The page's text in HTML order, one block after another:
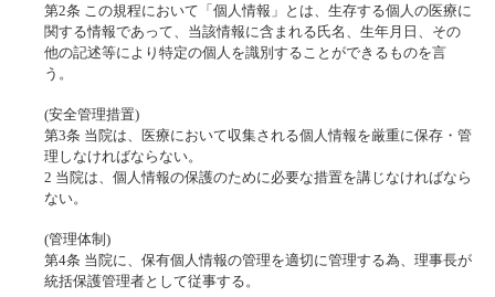
第2条 この規程において「個人情報」とは、生存する個人の医療に
関する情報であって、当該情報に含まれる氏名、生年月日、その
他の記述等により特定の個人を識別することができるものを言
う。
(安全管理措置)
第3条 当院は、医療において収集される個人情報を厳重に保存・管
理しなければならない。
2 当院は、個人情報の保護のために必要な措置を講じなければなら
ない。
(管理体制)
第4条 当院に、保有個人情報の管理を適切に管理する為、理事長が
統括保護管理者として従事する。